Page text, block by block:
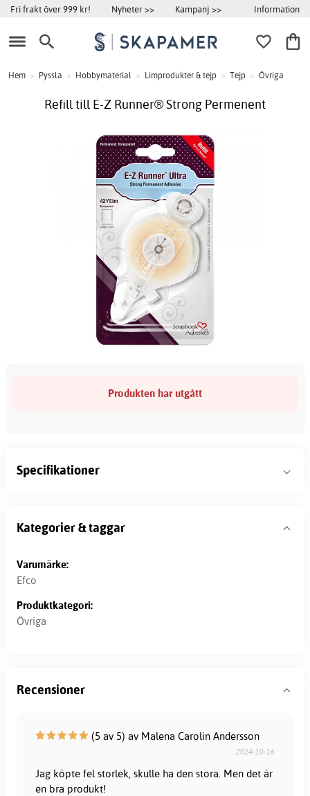
Fri frakt över 999 kr! Nyheter >> Kampanj >> Information
Hem > Pyssla > Hobbymaterial > Limprodukter & tejp > Tejp > Övriga
Refill till E-Z Runner® Strong Permenent
Produkten har utgått
Specifikationer
Kategorier & taggar
Varumärke:
Efco
Produktkategori:
Övriga
Recensioner
(5 av 5) av Malena Carolin Andersson
2024-10-16
Jag köpte fel storlek, skulle ha den stora. Men det är
en bra produkt!